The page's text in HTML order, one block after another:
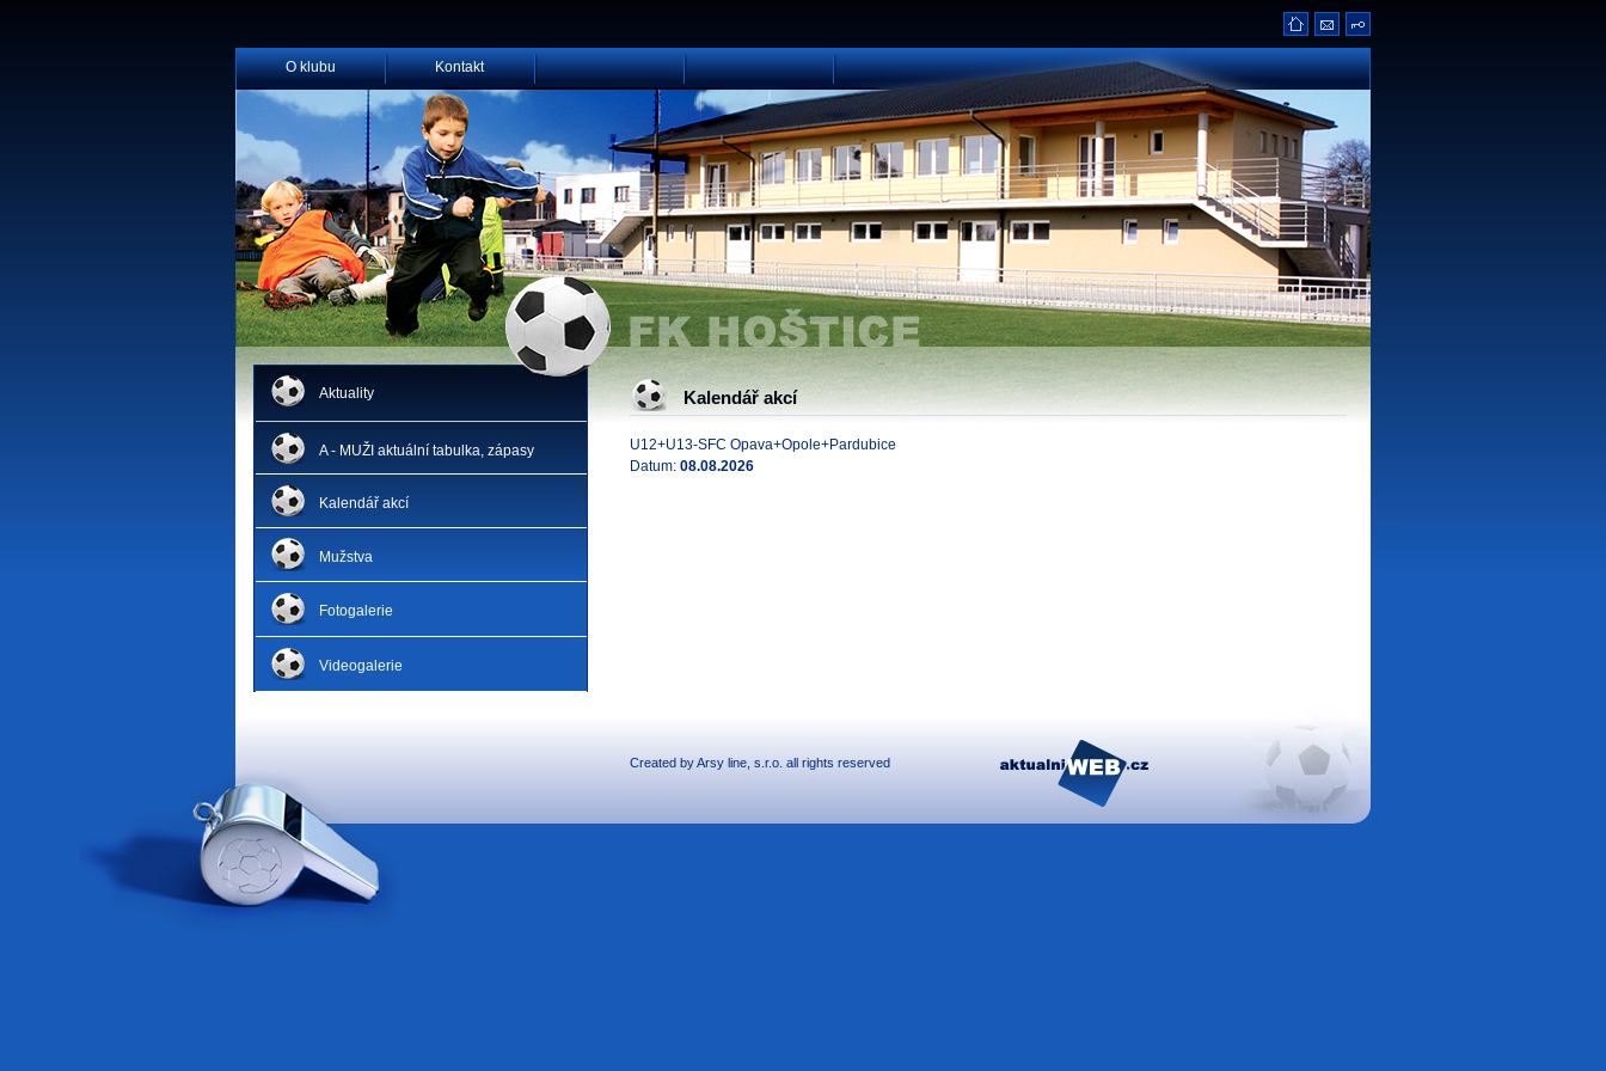
O klubu Kontakt
Aktuality
A - MUŽI aktuální tabulka, zápasy
Kalendář akcí
Mužstva
Fotogalerie
Videogalerie
Kalendář akcí
U12+U13-SFC Opava+Opole+Pardubice
Datum: 08.08.2026
Created byArsy line , s.r.o. all rights reserved